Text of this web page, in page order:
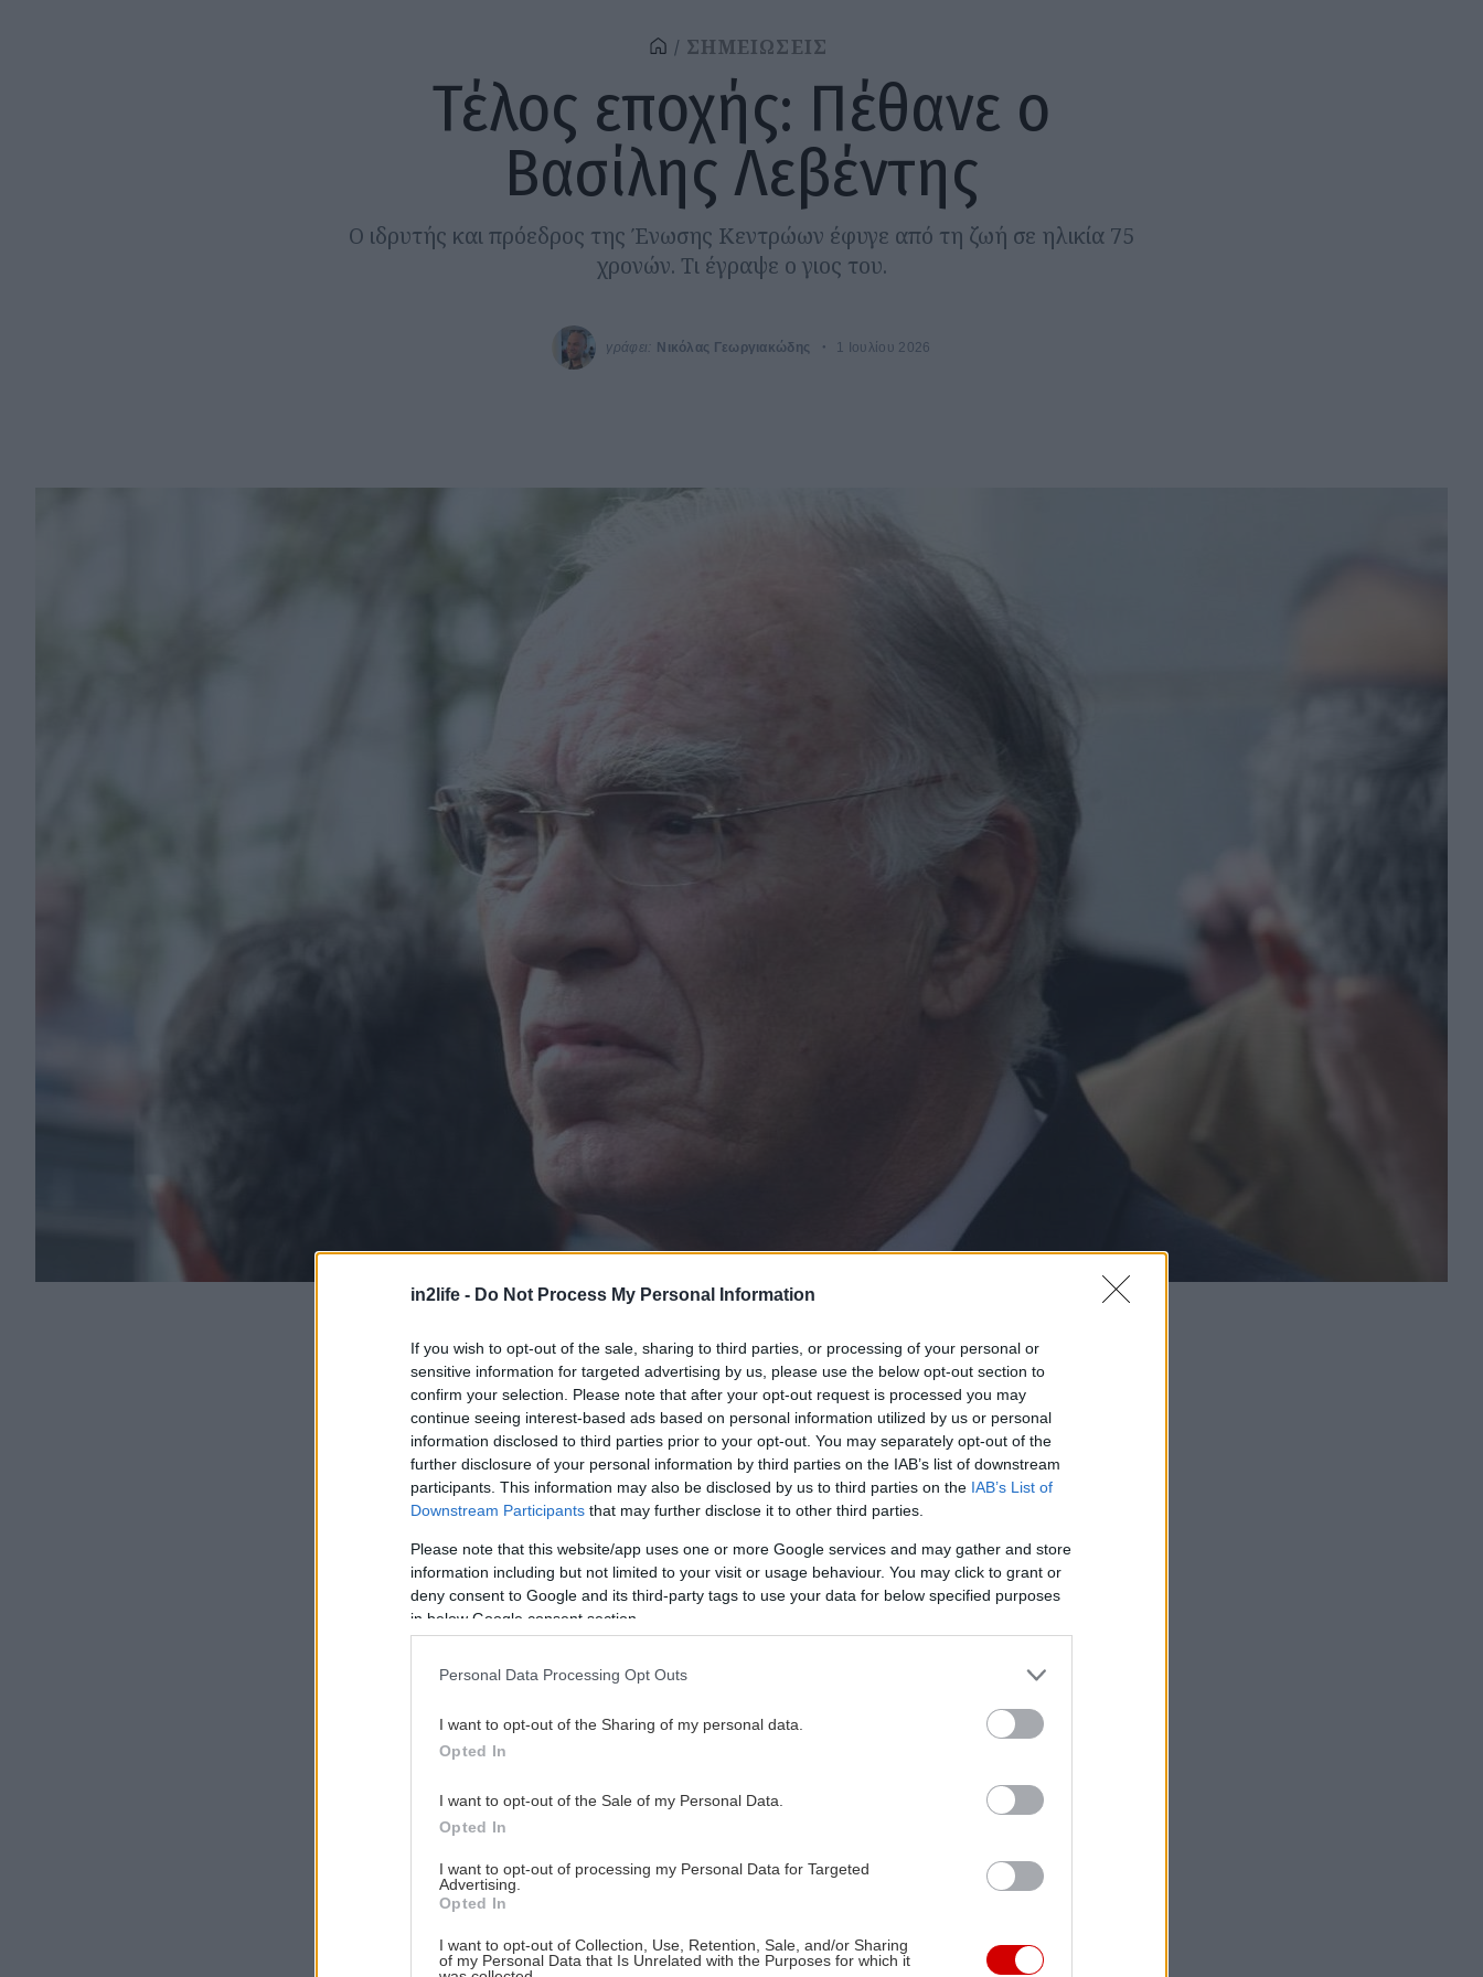
in2life - Do Not Process My Personal Information
If you wish to opt-out of the sale, sharing to third parties, or processing of your personal or
sensitive information for targeted advertising by us, please use the below opt-out section to
confirm your selection. Please note that after your opt-out request is processed you may
continue seeing interest-based ads based on personal information utilized by us or personal
information disclosed to third parties prior to your opt-out. You may separately opt-out of the
further disclosure of your personal information by third parties on the IAB’s list of downstream
participants. This information may also be disclosed by us to third parties on the IAB’s List of
Downstream Participants that may further disclose it to other third parties.
Please note that this website/app uses one or more Google services and may gather and store
information including but not limited to your visit or usage behaviour. You may click to grant or
deny consent to Google and its third-party tags to use your data for below specified purposes
in below Google consent section.
Personal Data Processing Opt Outs
I want to opt-out of the Sharing of my personal data.
Opted In
I want to opt-out of the Sale of my Personal Data.
Opted In
I want to opt-out of processing my Personal Data for Targeted
Advertising.
Opted In
I want to opt-out of Collection, Use, Retention, Sale, and/or Sharing
of my Personal Data that Is Unrelated with the Purposes for which it
ΣΗΜΕΙΩΣΕΙΣ
Τέλος εποχής: Πέθανε ο
Βασίλης Λεβέντης
Ο ιδρυτής και πρόεδρος της Ένωσης Κεντρώων έφυγε από τη ζωή σε ηλικία 75
χρονών. Τι έγραψε ο γιος του.
γράφει: Νικόλας Γεωργιακώδης 1 Ιουλίου 2026